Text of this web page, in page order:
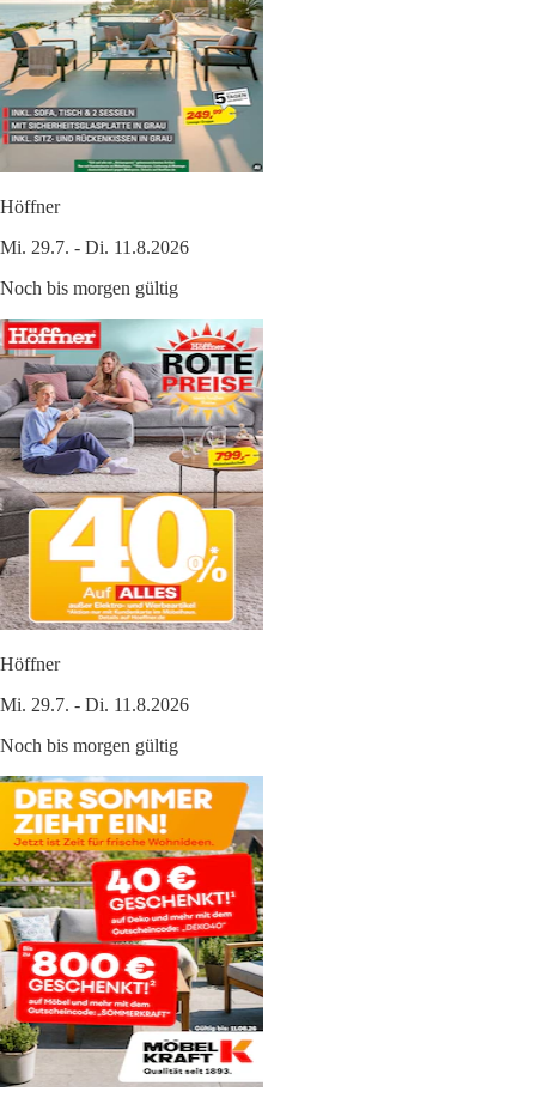
Höffner
Mi. 29.7. - Di. 11.8.2026
Noch bis morgen gültig
Höffner
Mi. 29.7. - Di. 11.8.2026
Noch bis morgen gültig